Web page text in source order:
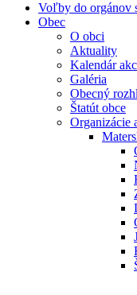
Voľby do orgánov
Obec
O obci
Aktuality
Kalendár
Galéria
Obecný
Štatút obce
Organizácie